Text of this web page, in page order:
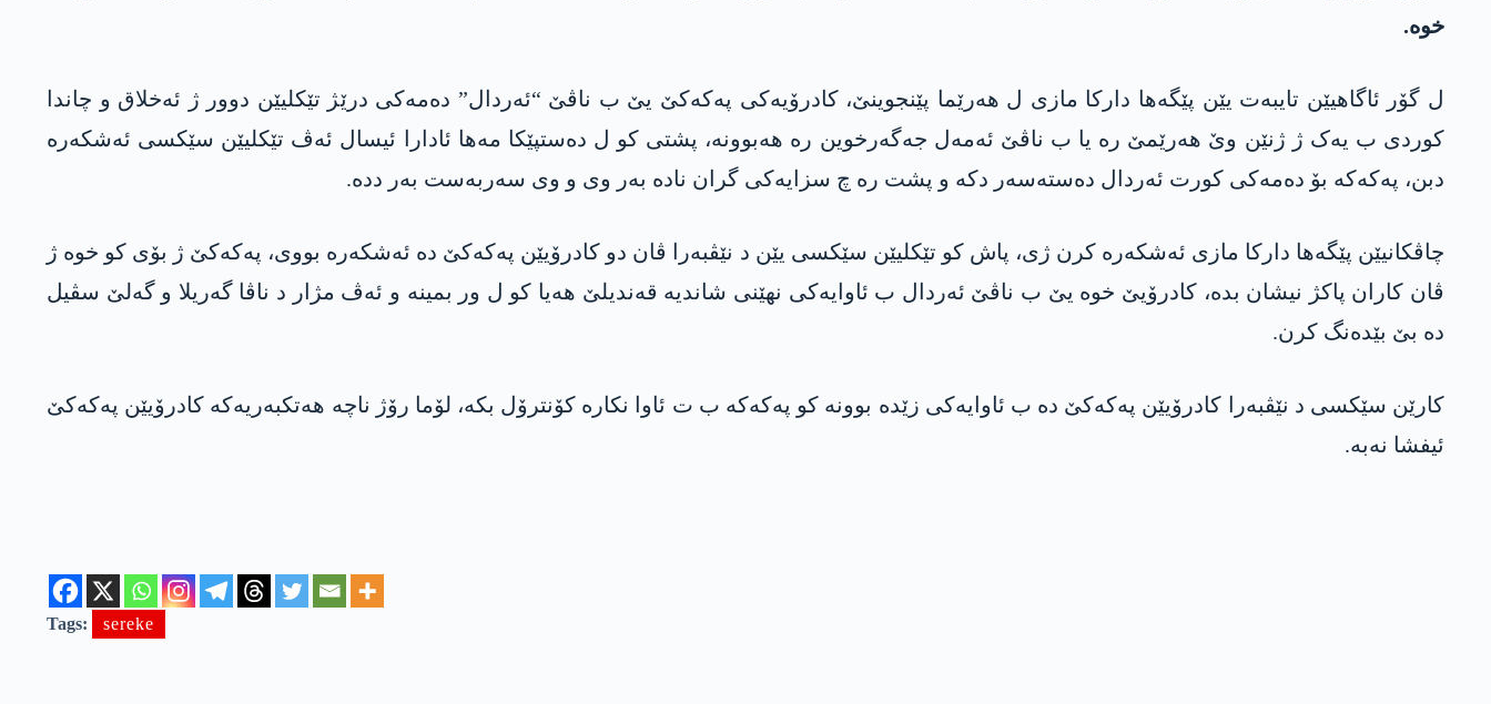
خوە.
ل گۆر ئاگاهیێن تایبەت یێن پێگەها دارکا مازی ل هەرێما پێنجوینێ، کادرۆیەکی پەکەکێ یێ ب ناڤێ “ئەردال” دەمەکی درێژ تێکلیێن دوور ژ ئەخلاق و چاندا
کوردی ب یەک ژ ژنێن وێ هەرێمێ رە یا ب ناڤێ ئەمەل جەگەرخوین رە هەبوونە، پشتی کو ل دەستپێکا مەها ئادارا ئیسال ئەڤ تێکلیێن سێکسی ئەشکەرە
دبن، پەکەکە بۆ دەمەکی کورت ئەردال دەستەسەر دکە و پشت رە چ سزایەکی گران نادە بەر وی و وی سەربەست بەر ددە.
چاڤکانیێن پێگەها دارکا مازی ئەشکەرە کرن ژی، پاش کو تێکلیێن سێکسی یێن د نێڤبەرا ڤان دو کادرۆیێن پەکەکێ دە ئەشکەرە بووی، پەکەکێ ژ بۆی کو خوە ژ
ڤان کاران پاکژ نیشان بدە، کادرۆیێ خوە یێ ب ناڤێ ئەردال ب ئاوایەکی نهێنی شاندیە قەندیلێ هەیا کو ل ور بمینە و ئەڤ مژار د ناڤا گەریلا و گەلێ سڤیل
دە بێ بێدەنگ کرن.
کارێن سێکسی د نێڤبەرا کادرۆیێن پەکەکێ دە ب ئاوایەکی زێدە بوونە کو پەکەکە ب ت ئاوا نکارە کۆنترۆل بکە، لۆما رۆژ ناچە هەتکبەریەکە کادرۆیێن پەکەکێ
ئیفشا نەبە.
Tags: sereke